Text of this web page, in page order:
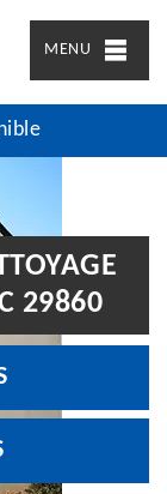
MENU
29860